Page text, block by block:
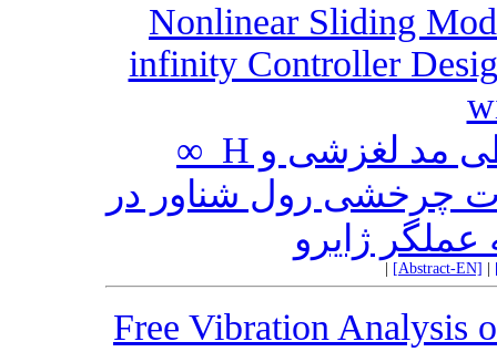
Nonlinear Sliding
infinity Controller
طراحی کنترل کننده غیرخطی مد لغزشی و H_∞
چرخشی رول شناور در
ژایرو
[Abstract-EN]
Free Vibration Analysis